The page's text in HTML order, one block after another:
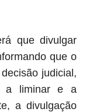
que divulgar
que o
judicial,
a liminar e a
a divulgação